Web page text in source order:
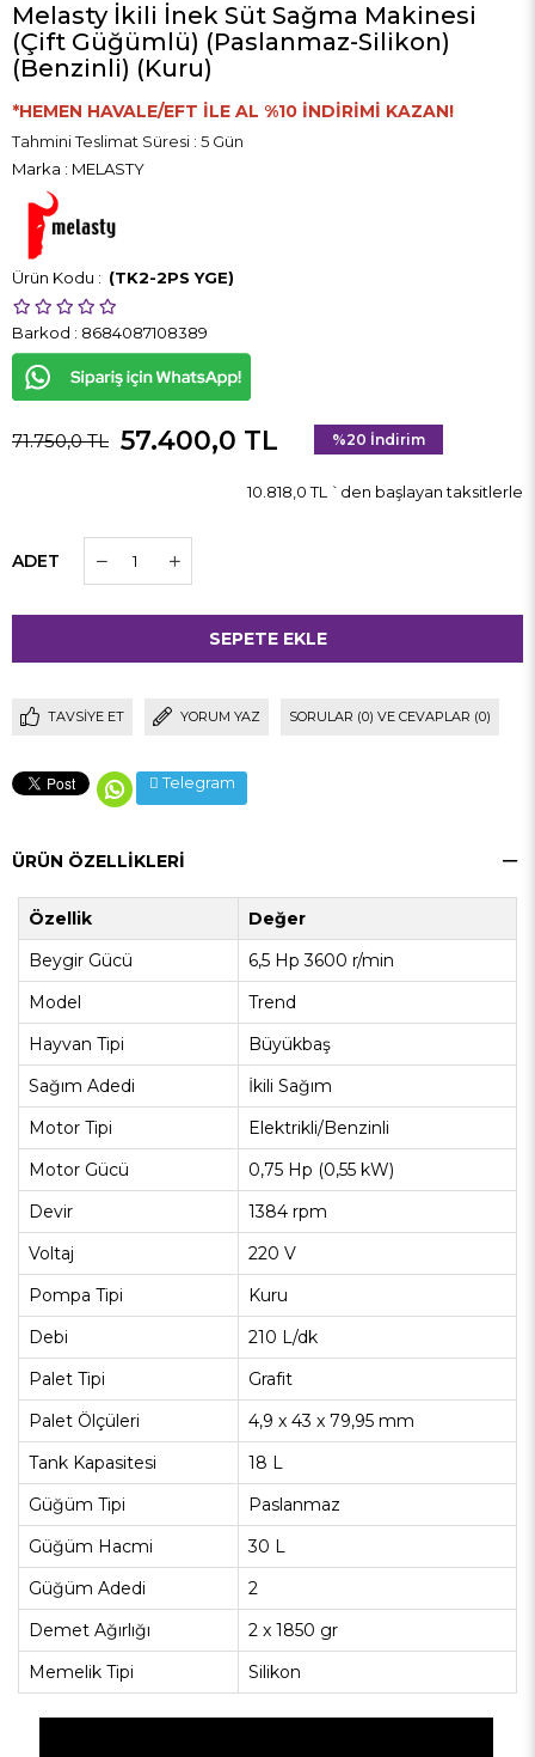
Melasty İkili İnek Süt Sağma Makinesi
(Çift Güğümlü) (Paslanmaz-Silikon)
(Benzinli) (Kuru)
*HEMEN HAVALE/EFT İLE AL %10 İNDİRİMİ KAZAN!
Tahmini Teslimat Süresi : 5 Gün
Marka : MELASTY
(TK2-2PS YGE)
Barkod : 8684087108389
71.750,0 TL 57.400,0 TL %20 İndirim
10.818,0 TL `den başlayan taksitlerle
ADET
TAVSIYE ET YORUM YAZ SORULAR (0) VE CEVAPLAR (0)
Telegram
ÜRÜN ÖZELLIKLERI
Özellik
Değer
Beygir Gücü
6,5 Hp 3600 r/min
Model
Trend
Hayvan Tipi
Büyükbaş
Sağım Adedi
İkili Sağım
Motor Tipi
Elektrikli/Benzinli
Motor Gücü
0,75 Hp (0,55 kW)
Devir
1384 rpm
Voltaj
220 V
Pompa Tipi
Kuru
Debi
210 L/dk
Palet Tipi
Grafit
Palet Ölçüleri
4,9 x 43 x 79,95 mm
Tank Kapasitesi
18 L
Güğüm Tipi
Paslanmaz
Güğüm Hacmi
30 L
Güğüm Adedi
2
Demet Ağırlığı
2 x 1850 gr
Memelik Tipi
Silikon